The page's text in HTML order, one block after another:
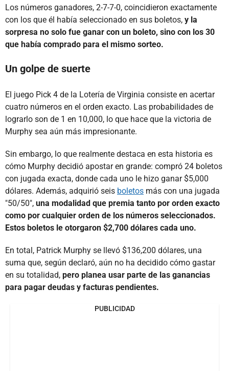
Los números ganadores, 2-7-7-0, coincidieron exactamente
con los que él había seleccionado en sus boletos, y la
sorpresa no solo fue ganar con un boleto, sino con los 30
que había comprado para el mismo sorteo.
Un golpe de suerte
El juego Pick 4 de la Lotería de Virginia consiste en acertar
cuatro números en el orden exacto. Las probabilidades de
lograrlo son de 1 en 10,000, lo que hace que la victoria de
Murphy sea aún más impresionante.
Sin embargo, lo que realmente destaca en esta historia es
cómo Murphy decidió apostar en grande: compró 24 boletos
con jugada exacta, donde cada uno le hizo ganar $5,000
dólares. Además, adquirió seis boletos más con una jugada
"50/50", una modalidad que premia tanto por orden exacto
como por cualquier orden de los números seleccionados.
Estos boletos le otorgaron $2,700 dólares cada uno.
En total, Patrick Murphy se llevó $136,200 dólares, una
suma que, según declaró, aún no ha decidido cómo gastar
en su totalidad, pero planea usar parte de las ganancias
para pagar deudas y facturas pendientes.
PUBLICIDAD